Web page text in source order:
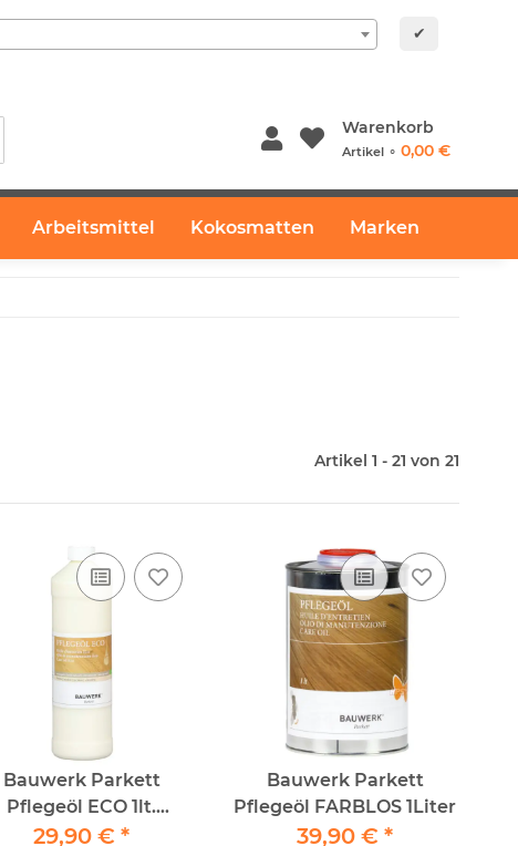
✔
Warenkorb
Artikel ⚬ 0,00 €
Arbeitsmittel Kokosmatten Marken
Artikel 1 - 21 von 21
Bauwerk Parkett
Pflegeöl ECO 1lt.
Lösemittelfrei
29,90 €*
Bauwerk Parkett
Pflegeöl FARBLOS 1Liter
39,90 €*